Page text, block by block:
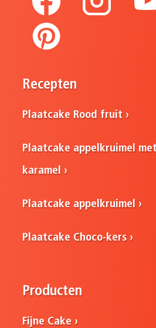
Recepten
Plaatcake Rood fruit
Plaatcake appelkruimel
karamel
Plaatcake appelkruimel
Plaatcake Choco-kers
Producten
Fijne Cake